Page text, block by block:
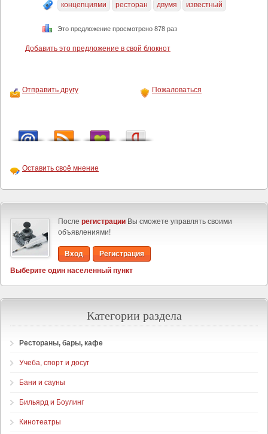
концепциями ресторан двумя известный
Это предложение просмотрено 878 раз
Добавить это предложение в свой блокнот
Отправить другу Пожаловаться
Оставить своё мнение
После регистрации Вы сможете управлять своими
объявлениями!
Вход
Регистрация
Выберите один населенный пункт
Категории раздела
Рестораны, бары, кафе
Учеба, спорт и досуг
Бани и сауны
Бильярд и Боулинг
Кинотеатры